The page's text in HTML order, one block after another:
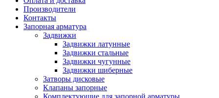
Производители
Контакты
Запорная арматура
Задвижки
Задвижки латунные
Задвижки стальные
Задвижки чугунные
Задвижки шиберные
Затворы дисковые
Клапаны запорные
Комплектующие для запорной арматуры